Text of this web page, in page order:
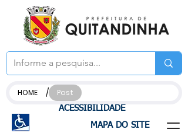
ACESSIBILIDADE
MAPA DO SITE
HOME / Post